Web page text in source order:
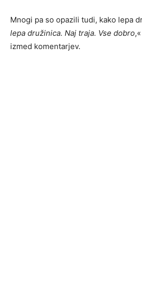
Mnogi pa so opazili tudi, kako lepa
lepa družinica. Naj traja. Vse dobro
izmed komentarjev.